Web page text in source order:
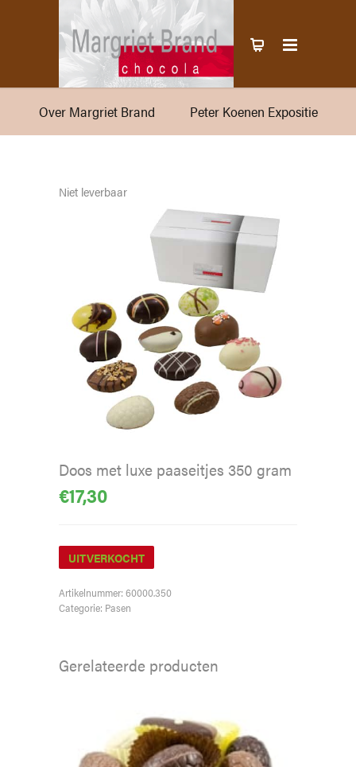
Over Margriet Brand Peter Koenen Expositie
Niet leverbaar
Doos met luxe paaseitjes 350 gram
€17,30
UITVERKOCHT
Artikelnummer: 60000.350
Categorie: Pasen
Gerelateerde producten